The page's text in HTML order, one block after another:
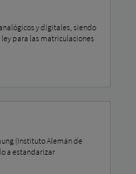
y digitales, siendo
para las matriculaciones
(Instituto Alemán de
a estandarizar